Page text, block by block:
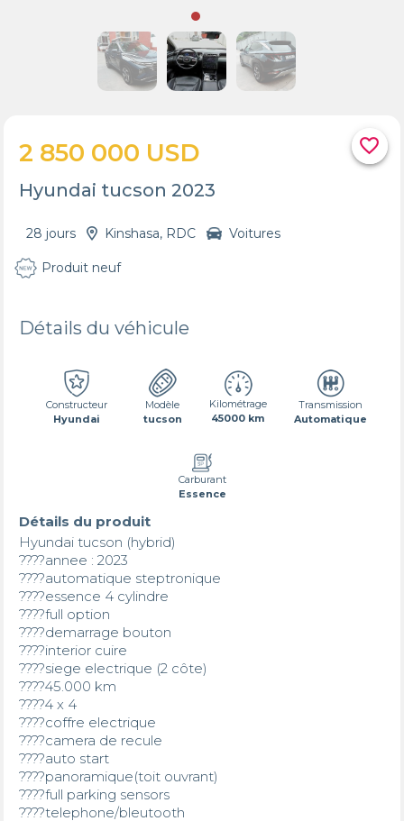
favorite_border
2 850 000 USD
Hyundai tucson 2023
28 jours Kinshasa, RDC Voitures
Produit neuf
Détails du véhicule
Constructeur
Hyundai
Modèle
tucson
Kilométrage
45000 km
Transmission
Automatique
Carburant
Essence
Détails du produit
Hyundai tucson (hybrid)
????annee : 2023
????automatique steptronique
????essence 4 cylindre
????full option
????demarrage bouton
????interior cuire
????siege electrique (2 côte)
????45.000 km
????4 x 4
????coffre electrique
????camera de recule
????auto start
????panoramique(toit ouvrant)
????full parking sensors
????telephone/bleutooth